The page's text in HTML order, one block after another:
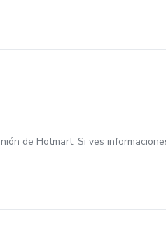
de Hotmart. Si ves